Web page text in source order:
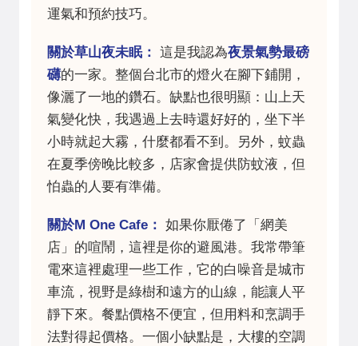
運氣和預約技巧。
關於草山夜未眠： 這是我認為夜景氣勢最磅
礴的一家。整個台北市的燈火在腳下鋪開，
像灑了一地的鑽石。缺點也很明顯：山上天
氣變化快，我遇過上去時還好好的，坐下半
小時就起大霧，什麼都看不到。另外，蚊蟲
在夏季傍晚比較多，店家會提供防蚊液，但
怕蟲的人要有準備。
關於M One Cafe： 如果你厭倦了「網美
店」的喧鬧，這裡是你的避風港。我常帶筆
電來這裡處理一些工作，它的白噪音是城市
車流，視野是綠樹和遠方的山線，能讓人平
靜下來。餐點價格不便宜，但用料和烹調手
法對得起價格。一個小缺點是，大樓的空調